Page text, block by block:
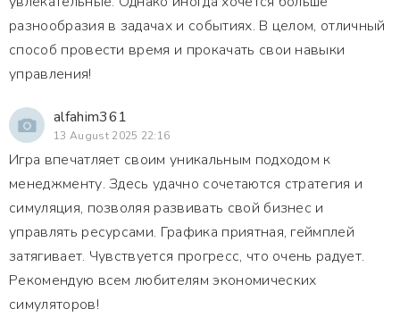
разнообразия в задачах и событиях. В целом, отличный
способ провести время и прокачать свои навыки
управления!
alfahim361
13 August 2025 22:16
Игра впечатляет своим уникальным подходом к
менеджменту. Здесь удачно сочетаются стратегия и
симуляция, позволяя развивать свой бизнес и
управлять ресурсами. Графика приятная, геймплей
затягивает. Чувствуется прогресс, что очень радует.
Рекомендую всем любителям экономических
симуляторов!